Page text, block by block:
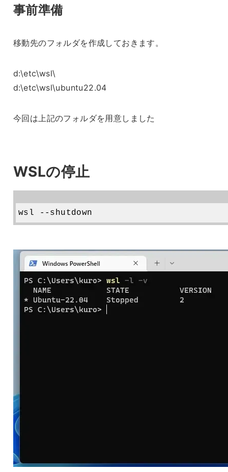
事前準備
移動先のフォルダを作成しておきます。
d:\etc\wsl\
d:\etc\wsl\ubuntu22.04
今回は上記のフォルダを用意しました
WSLの停止